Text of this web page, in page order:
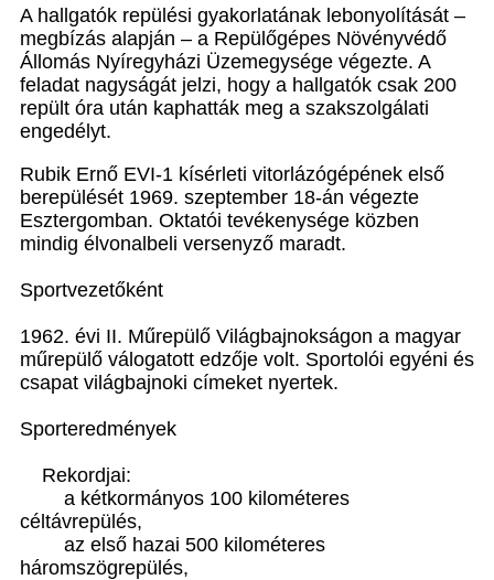
A hallgatók repülési gyakorlatának lebonyolítását –
megbízás alapján – a Repülőgépes Növényvédő
Állomás Nyíregyházi Üzemegysége végezte. A
feladat nagyságát jelzi, hogy a hallgatók csak 200
repült óra után kaphatták meg a szakszolgálati
engedélyt.
Rubik Ernő EVI-1 kísérleti vitorlázógépének első
berepülését 1969. szeptember 18-án végezte
Esztergomban. Oktatói tevékenysége közben
mindig élvonalbeli versenyző maradt.
Sportvezetőként
1962. évi II. Műrepülő Világbajnokságon a magyar
műrepülő válogatott edzője volt. Sportolói egyéni és
csapat világbajnoki címeket nyertek.
Sporteredmények
Rekordjai:
a kétkormányos 100 kilométeres
céltávrepülés,
az első hazai 500 kilométeres
háromszögrepülés,